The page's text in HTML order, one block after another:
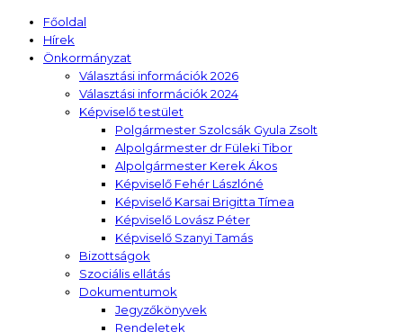
Főoldal
Hírek
Önkormányzat
Választási információk 2026
Választási információk 2024
Képviselő testület
Polgármester Szolcsák Gyula Zsolt
Alpolgármester dr Füleki Tibor
Alpolgármester Kerek Ákos
Képviselő Fehér Lászlóné
Képviselő Karsai Brigitta Tímea
Képviselő Lovász Péter
Képviselő Szanyi Tamás
Bizottságok
Szociális ellátás
Dokumentumok
Jegyzőkönyvek
Rendeletek